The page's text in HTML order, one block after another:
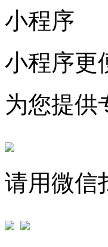
小程序
小程序更
为您提供
请用微信